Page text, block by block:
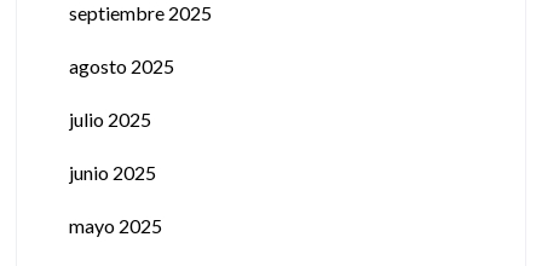
septiembre 2025
agosto 2025
julio 2025
junio 2025
mayo 2025